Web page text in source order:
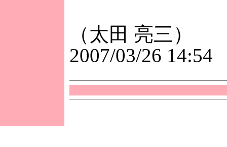
（太田 亮三）
2007/03/26 14:54